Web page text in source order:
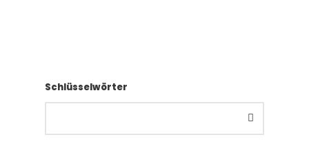
Schlüsselwörter